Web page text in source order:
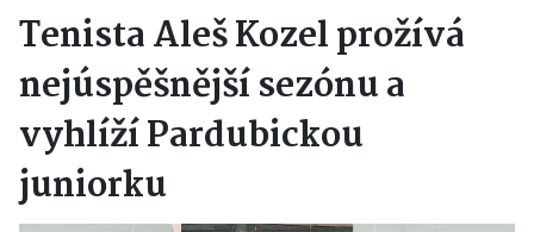
Tenista Aleš Kozel prožívá
nejúspěšnější sezónu a
vyhlíží Pardubickou
juniorku